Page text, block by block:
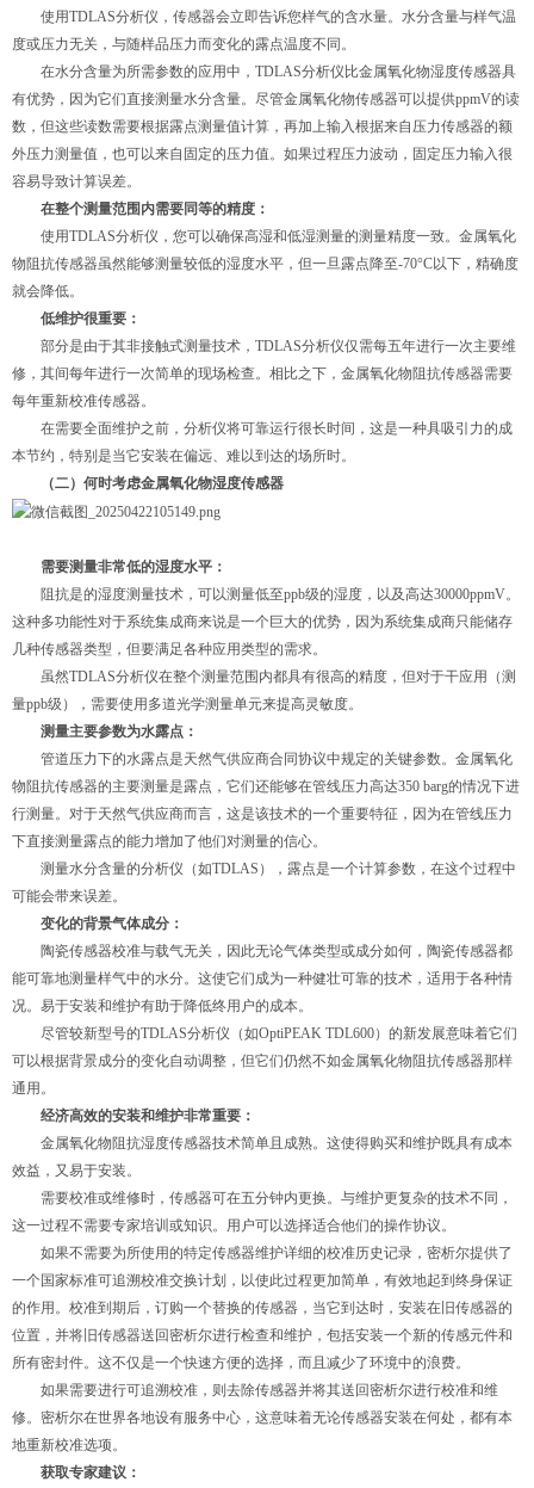
使用TDLAS分析仪，传感器会立即告诉您样气的含水量。水分含量与样气温
度或压力无关，与随样品压力而变化的露点温度不同。
在水分含量为所需参数的应用中，TDLAS分析仪比金属氧化物湿度传感器具
有优势，因为它们直接测量水分含量。尽管金属氧化物传感器可以提供ppmV的读
数，但这些读数需要根据露点测量值计算，再加上输入根据来自压力传感器的额
外压力测量值，也可以来自固定的压力值。如果过程压力波动，固定压力输入很
容易导致计算误差。
在整个测量范围内需要同等的精度：
使用TDLAS分析仪，您可以确保高湿和低湿测量的测量精度一致。金属氧化
物阻抗传感器虽然能够测量较低的湿度水平，但一旦露点降至-70°C以下，精确度
就会降低。
低维护很重要：
部分是由于其非接触式测量技术，TDLAS分析仪仅需每五年进行一次主要维
修，其间每年进行一次简单的现场检查。相比之下，金属氧化物阻抗传感器需要
每年重新校准传感器。
在需要全面维护之前，分析仪将可靠运行很长时间，这是一种具吸引力的成
本节约，特别是当它安装在偏远、难以到达的场所时。
（二）何时考虑金属氧化物湿度传感器
需要测量非常低的湿度水平：
阻抗是的湿度测量技术，可以测量低至ppb级的湿度，以及高达30000ppmV。
这种多功能性对于系统集成商来说是一个巨大的优势，因为系统集成商只能储存
几种传感器类型，但要满足各种应用类型的需求。
虽然TDLAS分析仪在整个测量范围内都具有很高的精度，但对于干应用（测
量ppb级），需要使用多道光学测量单元来提高灵敏度。
测量主要参数为水露点：
管道压力下的水露点是天然气供应商合同协议中规定的关键参数。金属氧化
物阻抗传感器的主要测量是露点，它们还能够在管线压力高达350 barg的情况下进
行测量。对于天然气供应商而言，这是该技术的一个重要特征，因为在管线压力
下直接测量露点的能力增加了他们对测量的信心。
测量水分含量的分析仪（如TDLAS），露点是一个计算参数，在这个过程中
可能会带来误差。
变化的背景气体成分：
陶瓷传感器校准与载气无关，因此无论气体类型或成分如何，陶瓷传感器都
能可靠地测量样气中的水分。这使它们成为一种健壮可靠的技术，适用于各种情
况。易于安装和维护有助于降低终用户的成本。
尽管较新型号的TDLAS分析仪（如OptiPEAK TDL600）的新发展意味着它们
可以根据背景成分的变化自动调整，但它们仍然不如金属氧化物阻抗传感器那样
通用。
经济高效的安装和维护非常重要：
金属氧化物阻抗湿度传感器技术简单且成熟。这使得购买和维护既具有成本
效益，又易于安装。
需要校准或维修时，传感器可在五分钟内更换。与维护更复杂的技术不同，
这一过程不需要专家培训或知识。用户可以选择适合他们的操作协议。
如果不需要为所使用的特定传感器维护详细的校准历史记录，密析尔提供了
一个国家标准可追溯校准交换计划，以使此过程更加简单，有效地起到终身保证
的作用。校准到期后，订购一个替换的传感器，当它到达时，安装在旧传感器的
位置，并将旧传感器送回密析尔进行检查和维护，包括安装一个新的传感元件和
所有密封件。这不仅是一个快速方便的选择，而且减少了环境中的浪费。
如果需要进行可追溯校准，则去除传感器并将其送回密析尔进行校准和维
修。密析尔在世界各地设有服务中心，这意味着无论传感器安装在何处，都有本
地重新校准选项。
获取专家建议：